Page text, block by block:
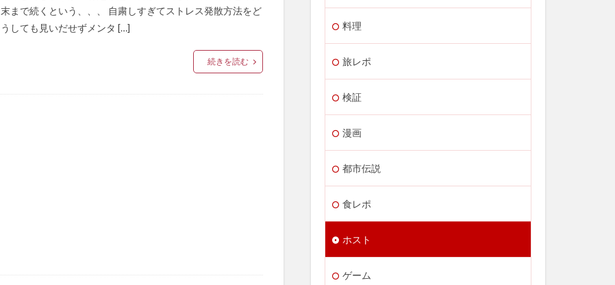
末まで続くという、、、 自粛しすぎてストレス発散方法をど
うしても見いだせずメンタ […]
続きを読む
料理
旅レポ
検証
漫画
都市伝説
食レポ
ホスト
ゲーム